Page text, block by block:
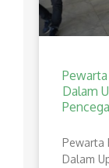
Dalam
Pewarta
Dalam